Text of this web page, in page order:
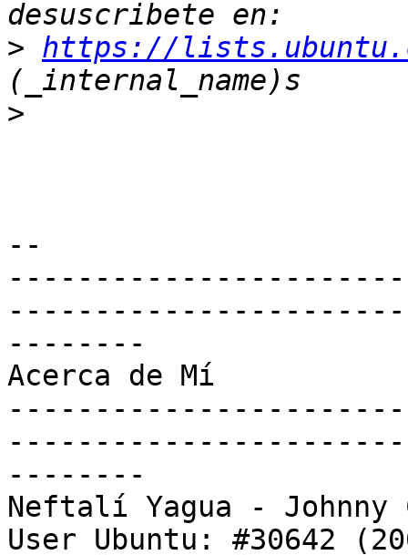
> https://
>
--
--------
Acerca de Mí
--------
Neftalí Yagua - Johnny
User Ubuntu: #30642